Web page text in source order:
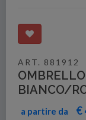
ART. 881912
BIANCO/
a partire da €